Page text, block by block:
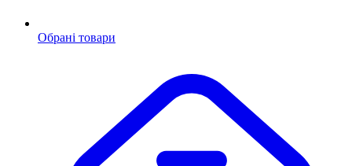
Обрані товари